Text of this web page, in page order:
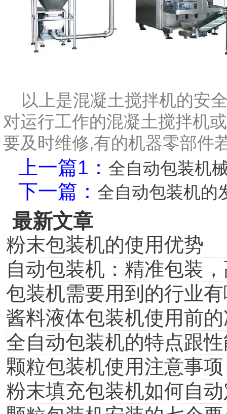
以上是混凝土搅拌机的安
对运行工作的混凝土搅拌机
要及时维修,有的机器零部件
上一篇1： 全自动包装机
下一篇： 全自动包装机的
最新文章
粉末包装机的使用优势
自动包装机：精准包装
包装机需要用到的行业
酱料液体包装机使用前
全自动包装机的特点跟
颗粒包装机使用注意事项
粉末填充包装机如何自